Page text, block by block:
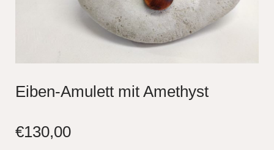
Eiben-Amulett mit Amethyst
€130,00